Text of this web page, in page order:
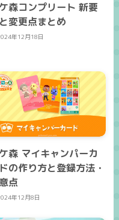
森コンプリート 新要
変更点まとめ
年12月18日
森 マイキャンパーカ
の作り方と登録方法・
点
年12月8日